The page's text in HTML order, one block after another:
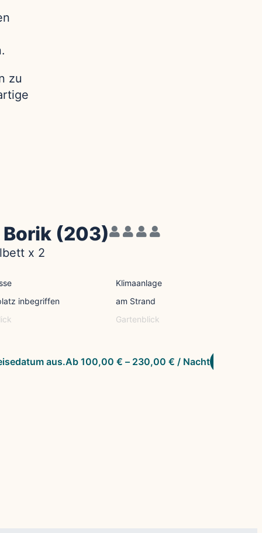
zu
(203)
x 2
Klimaanlage
inbegriffen am Strand
Gartenblick
Ab 100,00 € – 230,00 € / Nacht
aus.